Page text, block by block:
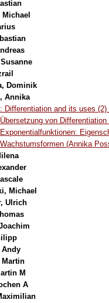
Dominik
Annika
: Differentiation and its uses
Übersetzung von
Exponentialfunktionen:
Wachstumsformen (Annika
Michael
Ulrich
Andy
Martin
M
A